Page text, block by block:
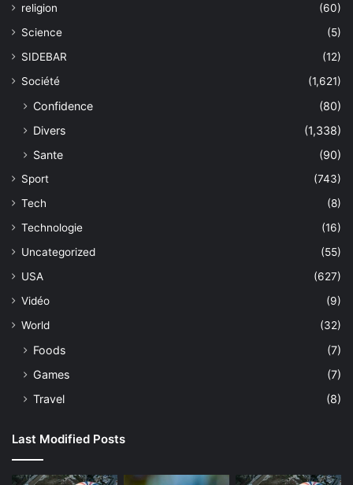
religion
(60)
Science
(5)
SIDEBAR
(12)
Société
(1,621)
Confidence
(80)
Divers
(1,338)
Sante
(90)
Sport
(743)
Tech
(8)
Technologie
(16)
Uncategorized
(55)
USA
(627)
Vidéo
(9)
World
(32)
Foods
(7)
Games
(7)
Travel
(8)
Last Modified Posts